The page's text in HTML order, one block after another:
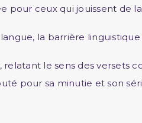
ceux qui jouissent de
la barrière
le sens des versets
pour sa minutie et son